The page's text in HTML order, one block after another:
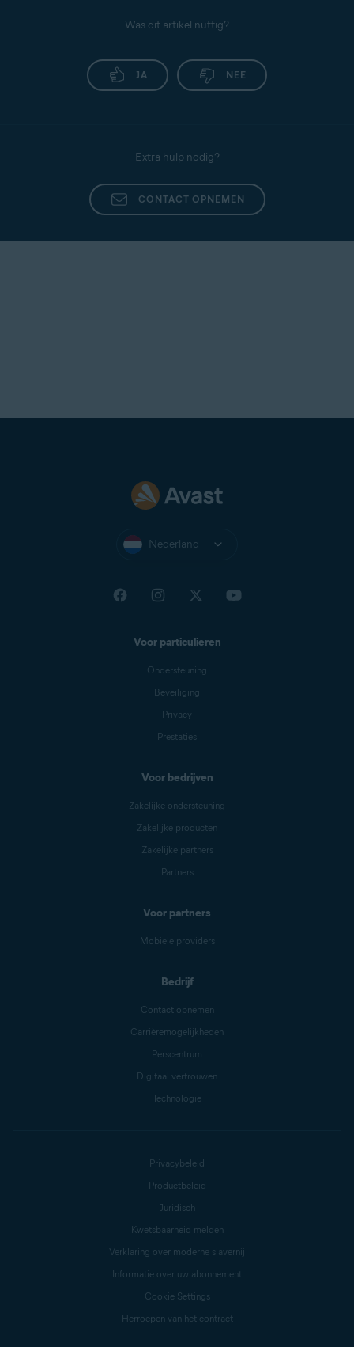
Was dit artikel nuttig?
JA NEE
Extra hulp nodig?
CONTACT OPNEMEN
Nederland
Voor particulieren
Ondersteuning
Beveiliging
Privacy
Prestaties
Voor bedrijven
Zakelijke ondersteuning
Zakelijke producten
Zakelijke partners
Partners
Voor partners
Mobiele providers
Bedrijf
Contact opnemen
Carrièremogelijkheden
Perscentrum
Digitaal vertrouwen
Technologie
Privacybeleid
Productbeleid
Juridisch
Kwetsbaarheid melden
Verklaring over moderne slavernij
Informatie over uw abonnement
Cookie Settings
Herroepen van het contract